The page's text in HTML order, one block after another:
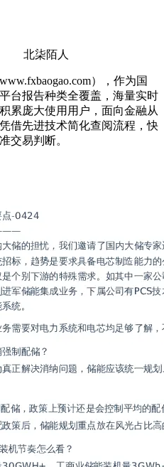
北柒陌人
），作为国
台报告种类全覆盖，海量实时
累庞大使用用户，面向金融从
借先进技术简化查阅流程，快
交易判断。